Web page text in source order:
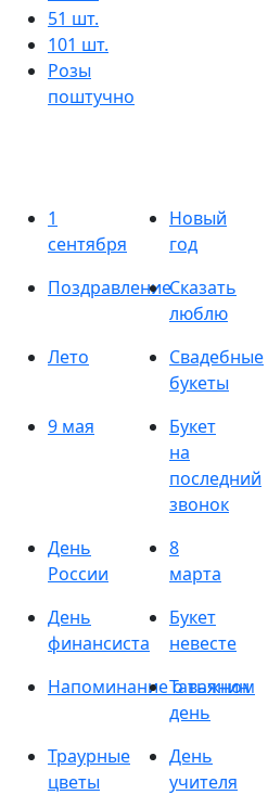
51 шт.
101 шт.
Розы
поштучно
1
сентября
Новый
год
ПоздравлениеСказать
люблю
Лето
Свадебные
букеты
9 мая
Букет
на
последний
звонок
День
России
8
марта
День
финансиста
Букет
невесте
Напоминание о важном
Татьянин
день
Траурные
цветы
День
учителя